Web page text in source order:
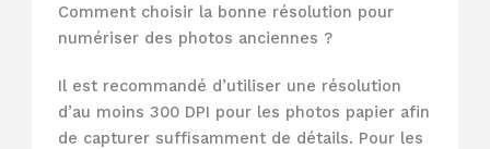
Comment choisir la bonne résolution pour
numériser des photos anciennes ?
Il est recommandé d’utiliser une résolution
d’au moins 300 DPI pour les photos papier afin
de capturer suffisamment de détails. Pour les